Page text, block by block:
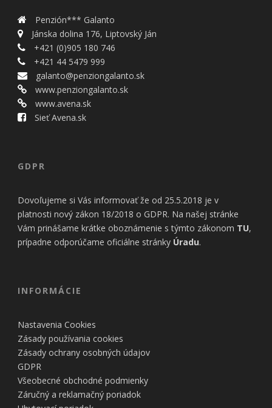
Penzión*** Galanto
Jánska dolina 176, Liptovský Ján
+421 (0)905 180 746
+421 44 5479 999
galanto@penziongalanto.sk
www.penziongalanto.sk
www.avena.sk
Sieť Avena.sk
GDPR
Dovoľujeme si Vás informovať že od 25.5.2018 je v
platnosti nový zákon 18/2018 o GDPR. Na našej stránke
Vám prinášame krátke oboznámenie s týmto zákonom TU,
prípadne odporúčame oficiálne stránky Úradu.
INFORMÁCIE
Nastavenia Cookies
Zásady používania cookies
Zásady ochrany osobných údajov
GDPR
Všeobecné obchodné podmienky
Záručný a reklamačný poriadok